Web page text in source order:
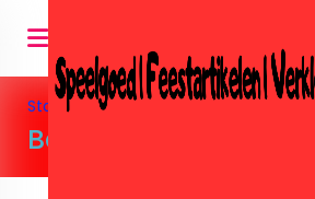
Startseite» Feestartikelen »Ballonnen
Ballonnen